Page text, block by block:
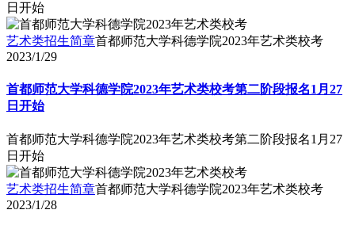
日开始
艺术类招生简章首都师范大学科德学院2023年艺术类校考
2023/1/29
首都师范大学科德学院2023年艺术类校考第二阶段报名1月27
日开始
首都师范大学科德学院2023年艺术类校考第二阶段报名1月27
日开始
艺术类招生简章首都师范大学科德学院2023年艺术类校考
2023/1/28